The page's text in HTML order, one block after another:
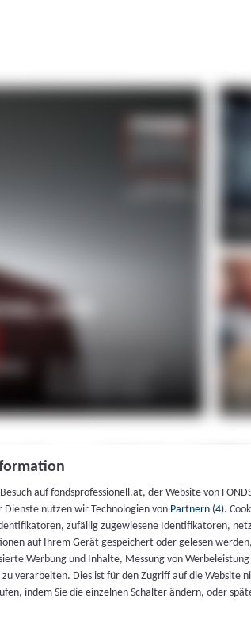
auf fondsprofessionell.at, der Website von
Dienste nutzen wir Technologien von Partnern (4).
zufällig zugewiesene Identifikatoren,
auf Ihrem Gerät gespeichert oder gelesen
Werbung und Inhalte, Messung von
verarbeiten. Dies ist für den Zugriff auf die Website
indem Sie die einzelnen Schalter ändern, oder